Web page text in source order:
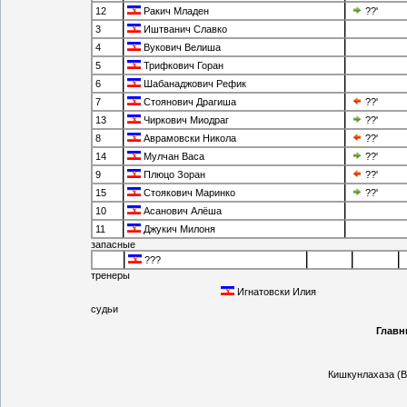
12
Ракич Младен
??'
3
Иштванич Славко
4
Вукович Велиша
5
Трифкович Горан
6
Шабанаджович Рефик
7
Стоянович Драгиша
??'
13
Чиркович Миодраг
??'
8
Аврамовски Никола
??'
14
Мулчан Васа
??'
9
Плюцо Зоран
??'
15
Стоякович Маринко
??'
10
Асанович Алёша
11
Джукич Милоня
запасные
???
тренеры
Игнатовски Илия
судьи
Кишкунлахаза